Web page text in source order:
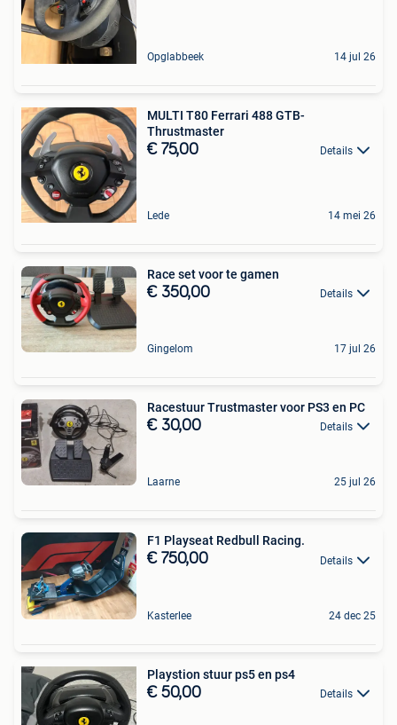
Opglabbeek 14 jul 26
MULTI T80 Ferrari 488 GTB-
Thrustmaster
€ 75,00 Details
Lede 14 mei 26
Race set voor te gamen
€ 350,00 Details
Gingelom 17 jul 26
Racestuur Trustmaster voor PS3 en PC
€ 30,00 Details
Laarne 25 jul 26
F1 Playseat Redbull Racing.
€ 750,00 Details
Kasterlee 24 dec 25
Playstion stuur ps5 en ps4
€ 50,00 Details